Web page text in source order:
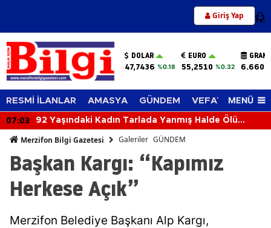
Giriş Yap 12
DOLAR
47,7436 %0.18
EURO
55,2510 %0.32
RESMİ İLANLAR AMASYA GÜNDEM VEFAT EDENLER
MENÜ
06:24 Kontrolden Çıkan Tır Bariyerlere Çarptı
Merzifon Bilgi Gazetesi Galeriler GÜNDEM
Başkan Kargı: “Kapımız
Herkese Açık”
Merzifon Belediye Başkanı Alp Kargı,